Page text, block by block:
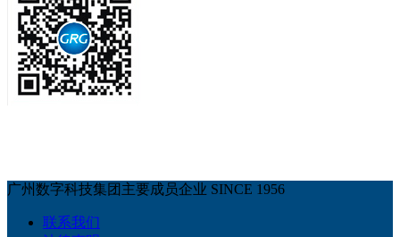
广州数字科技集团主要成员企业 SINCE 1956
联系我们